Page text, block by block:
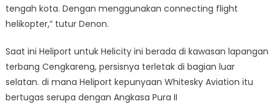
tengah kota. Dengan menggunakan connecting flight
helikopter,” tutur Denon.
Saat ini Heliport untuk Helicity ini berada di kawasan lapangan
terbang Cengkareng, persisnya terletak di bagian luar
selatan. di mana Heliport kepunyaan Whitesky Aviation itu
bertugas serupa dengan Angkasa Pura II